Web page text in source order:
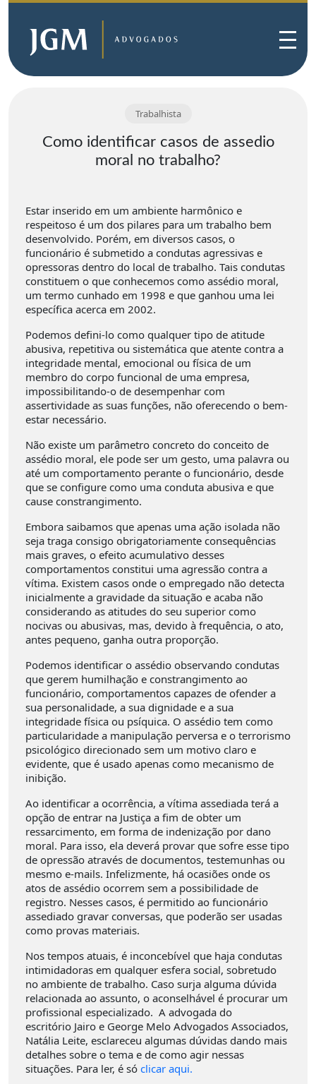
Trabalhista
Como identificar casos de assedio
moral no trabalho?
Estar inserido em um ambiente harmônico e
respeitoso é um dos pilares para um trabalho bem
desenvolvido. Porém, em diversos casos, o
funcionário é submetido a condutas agressivas e
opressoras dentro do local de trabalho. Tais condutas
constituem o que conhecemos como assédio moral,
um termo cunhado em 1998 e que ganhou uma lei
específica acerca em 2002.
Podemos defini-lo como qualquer tipo de atitude
abusiva, repetitiva ou sistemática que atente contra a
integridade mental, emocional ou física de um
membro do corpo funcional de uma empresa,
impossibilitando-o de desempenhar com
assertividade as suas funções, não oferecendo o bem-
estar necessário.
Não existe um parâmetro concreto do conceito de
assédio moral, ele pode ser um gesto, uma palavra ou
até um comportamento perante o funcionário, desde
que se configure como uma conduta abusiva e que
cause constrangimento.
Embora saibamos que apenas uma ação isolada não
seja traga consigo obrigatoriamente consequências
mais graves, o efeito acumulativo desses
comportamentos constitui uma agressão contra a
vítima. Existem casos onde o empregado não detecta
inicialmente a gravidade da situação e acaba não
considerando as atitudes do seu superior como
nocivas ou abusivas, mas, devido à frequência, o ato,
antes pequeno, ganha outra proporção.
Podemos identificar o assédio observando condutas
que gerem humilhação e constrangimento ao
funcionário, comportamentos capazes de ofender a
sua personalidade, a sua dignidade e a sua
integridade física ou psíquica. O assédio tem como
particularidade a manipulação perversa e o terrorismo
psicológico direcionado sem um motivo claro e
evidente, que é usado apenas como mecanismo de
inibição.
Ao identificar a ocorrência, a vítima assediada terá a
opção de entrar na Justiça a fim de obter um
ressarcimento, em forma de indenização por dano
moral. Para isso, ela deverá provar que sofre esse tipo
de opressão através de documentos, testemunhas ou
mesmo e-mails. Infelizmente, há ocasiões onde os
atos de assédio ocorrem sem a possibilidade de
registro. Nesses casos, é permitido ao funcionário
assediado gravar conversas, que poderão ser usadas
como provas materiais.
Nos tempos atuais, é inconcebível que haja condutas
intimidadoras em qualquer esfera social, sobretudo
no ambiente de trabalho. Caso surja alguma dúvida
relacionada ao assunto, o aconselhável é procurar um
profissional especializado. A advogada do
escritório Jairo e George Melo Advogados Associados,
Natália Leite, esclareceu algumas dúvidas dando mais
detalhes sobre o tema e de como agir nessas
situações. Para ler, é só clicar aqui.